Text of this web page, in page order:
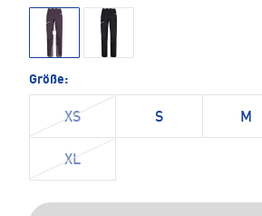
Größe:
XS S M
XL